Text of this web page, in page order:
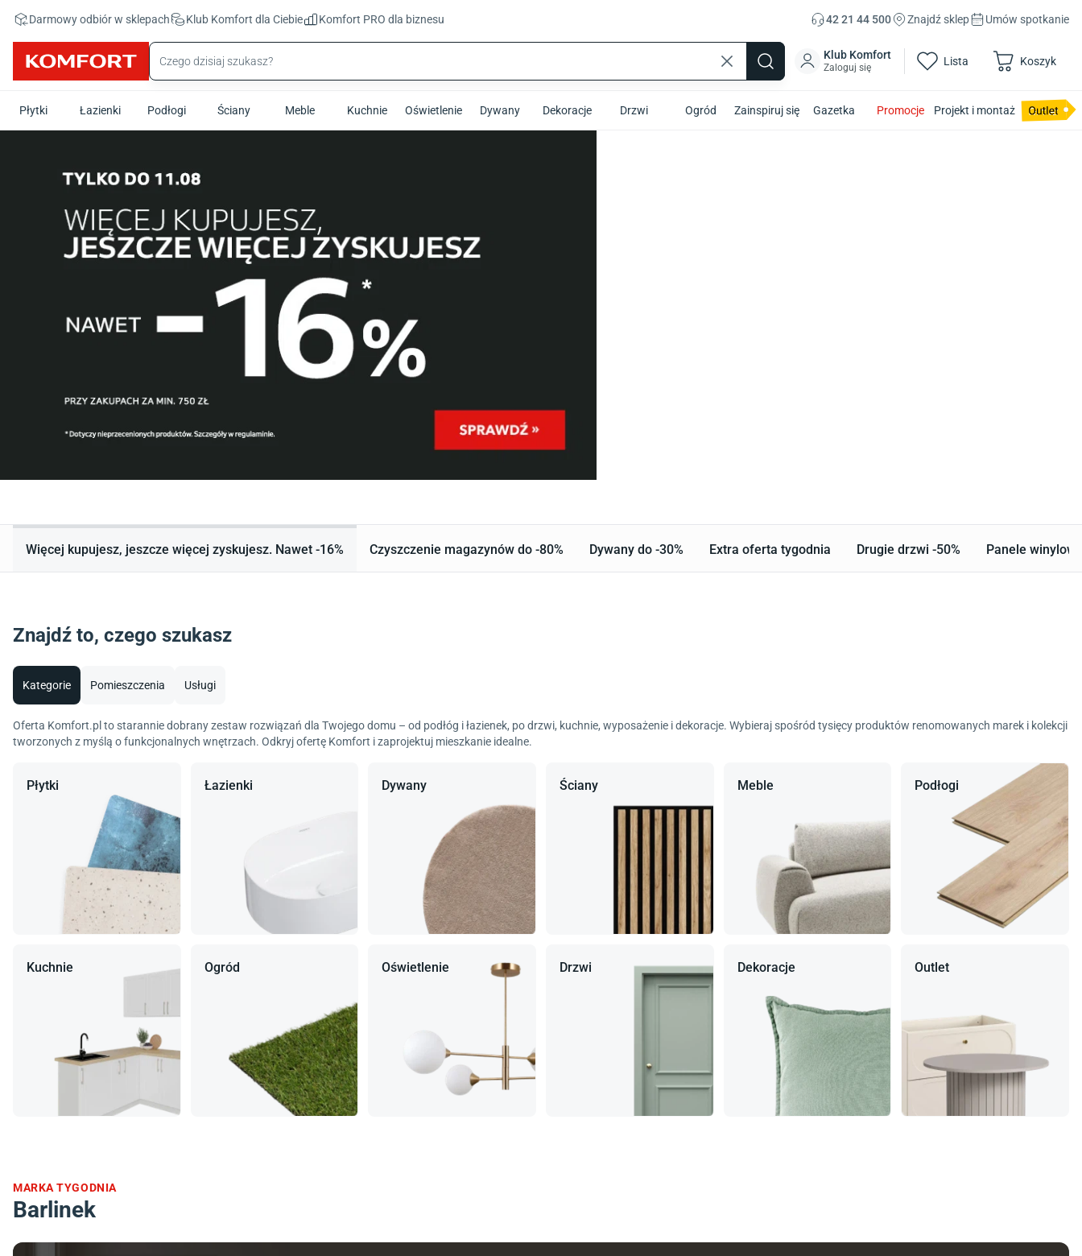
Darmowy odbiór w sklepach Klub Komfort dla Ciebie Komfort PRO dla biznesu 42 21 44 500 Znajdź sklep Umów spotkanie
Klub Komfort
Zaloguj się Lista Koszyk
Płytki Łazienki Podłogi Ściany Meble Kuchnie Oświetlenie Dywany Dekoracje Drzwi Ogród Zainspiruj się Gazetka Promocje Projekt i montaż
Więcej kupujesz, jeszcze więcej zyskujesz. Nawet -16% Czyszczenie magazynów do -80% Dywany do -30% Extra oferta tygodnia Drugie drzwi -50% Panele
Znajdź to, czego szukasz
Kategorie Pomieszczenia Usługi
Oferta Komfort.pl to starannie dobrany zestaw rozwiązań dla Twojego domu – od podłóg i łazienek, po drzwi, kuchnie, wyposażenie i dekoracje. Wybieraj spośród tysięcy produktów renomowanych marek i kolekcji
tworzonych z myślą o funkcjonalnych wnętrzach. Odkryj ofertę Komfort i zaprojektuj mieszkanie idealne.
Płytki Łazienki Dywany Ściany Meble Podłogi
Kuchnie Ogród Oświetlenie Drzwi Dekoracje Outlet
MARKA TYGODNIA
Barlinek